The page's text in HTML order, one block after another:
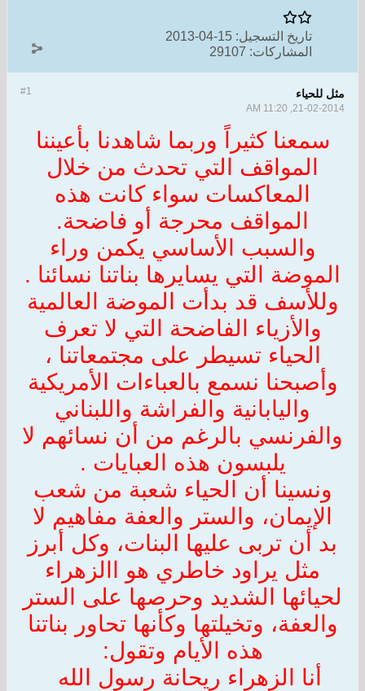
تاريخ التسجيل: 15-04-2013
المشاركات: 29107
#1 مثل للحياء
21-02-2014, 11:20 AM
سمعنا كثيراً وربما شاهدنا بأعيننا
المواقف التي تحدث من خلال
المعاكسات سواء كانت هذه
المواقف محرجة أو فاضحة.
والسبب الأساسي يكمن وراء
الموضة التي يسايرها بناتنا نسائنا .
وللأسف قد بدأت الموضة العالمية
والأزياء الفاضحة التي لا تعرف
الحياء تسيطر على مجتمعاتنا ،
وأصبحنا نسمع بالعباءات الأمريكية
واليابانية والفراشة واللبناني
والفرنسي بالرغم من أن نسائهم لا
يلبسون هذه العبايات .
ونسينا أن الحياء شعبة من شعب
الإيمان، والستر والعفة مفاهيم لا
بد أن تربى عليها البنات، وكل أبرز
مثل يراود خاطري هو االزهراء
لحيائها الشديد وحرصها على الستر
والعفة، وتخيلتها وكأنها تحاور بناتنا
هذه الأيام وتقول:
أنا الزهراء ريحانة رسول الله